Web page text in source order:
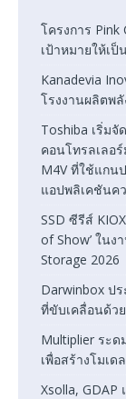
โครงการ Pink
เป้าหมายให้เ
Kanadevia
โรงงานผลิตพ
Toshiba เริ่มจั
คอนโทรลเลอ
M4V ที่ใช้แกน
แอปพลิเคชันค
SSD ซีรีส์
of Show’ ในง
Storage 2026
Darwinbox ป
ที่ขับเคลื่อนด้ว
Multiplier ระ
เพื่อสร้างโมเ
Xsolla, GDAP